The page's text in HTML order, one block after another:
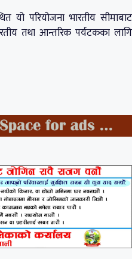
यो परियोजना भारतीय सीमाबाट
तथा आन्तरिक पर्यटकका लागि